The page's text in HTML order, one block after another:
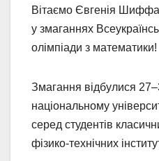
Вітаємо Євгенія Шиффа
у змаганнях
олімпіади з математики!
Змагання відбулися
національному
серед студентів
фізико-технічних